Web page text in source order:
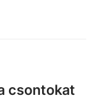
csontokat